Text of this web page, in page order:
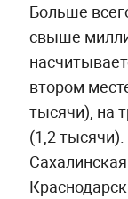
Больше
свыше
втором
тысячи), на
(1,2